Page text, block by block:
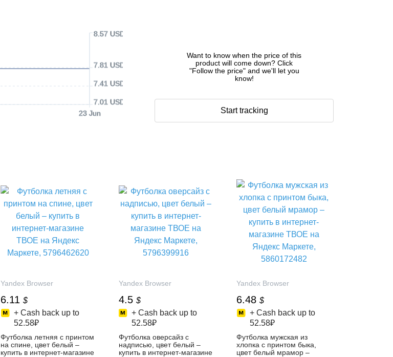
23 Jun
7.01 USD
7.41 USD
7.81 USD
8.57 USD
Want to know when the price of this
product will come down? Click
"Follow the price" and we'll let you
know!
Start tracking
Yandex Browser
6.11 $
+ Cash back up to
52.58₽
Футболка летняя с принтом
на спине, цвет белый –
купить в интернет-магазине
Yandex Browser
4.5 $
+ Cash back up to
52.58₽
Футболка оверсайз с
надписью, цвет белый –
купить в интернет-магазине
Yandex Browser
6.48 $
+ Cash back up to
52.58₽
Футболка мужская из
хлопка с принтом быка,
цвет белый мрамор –